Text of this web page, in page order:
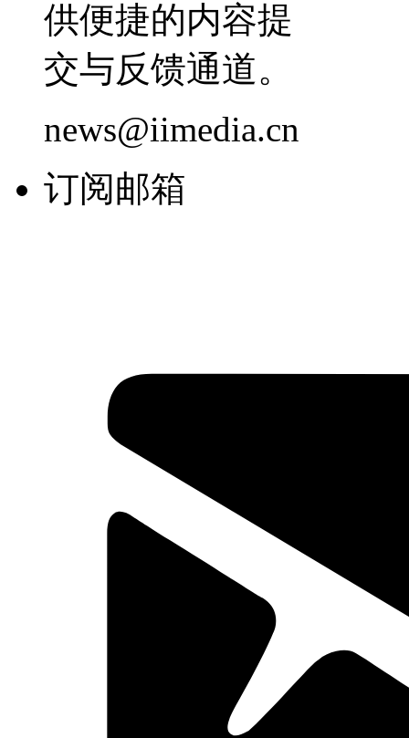
供便捷的内容提
交与反馈通道。
news@iimedia.cn
订阅邮箱